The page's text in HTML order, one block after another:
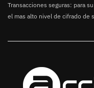
Transacciones seguras: para
el mas alto nivel de cifrado de